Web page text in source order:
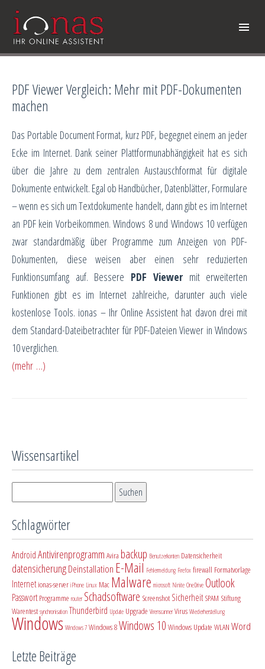
PDF Viewer Vergleich: Mehr mit PDF-Dokumenten
machen
Das Portable Document Format, kurz PDF, begegnet einem an jeder
Ecke im Internet. Dank seiner Plattformunabhängigkeit hat es sich
über die Jahre zu dem zentralen Austauschformat für digitale
Dokumente entwickelt. Egal ob Handbücher, Datenblätter, Formulare
– wenn es sich um Textdokumente handelt, dann gibt es im Internet
an PDF kein Vorbeikommen. Windows 8 und Windows 10 verfügen
zwar standardmäßig über Programme zum Anzeigen von PDF-
Dokumenten, diese weisen aber einen sehr reduzierten
Funktionsumfang auf. Bessere PDF Viewer mit erweiterten
Funktionen gibt es im Internet zahlreiche, darunter auch viele
kostenlose Tools. ionas – Ihr Online Assistent hat davon drei mit
dem Standard-Dateibetrachter für PDF-Dateien Viewer in Windows
10 verglichen.
(mehr …)
Wissensartikel
Schlagwörter
AndroidAntivirenprogramm Avira backup Benutzerkonten Datensicherheit
datensicherungDeinstallation E-Mail Fehlermeldung Firefox firewall Formatvorlage
Internet ionas-server iPhone Linux Mac Malware microsoft Ninite OneDrive Outlook
Passwort Programme router Schadsoftware Screenshot Sicherheit SPAM Stiftung
Warentest synchronisation Thunderbird Update Upgrade Virenscanner Virus Wiederherstellung
Windows Windows 7 Windows 8Windows 10 Windows Update WLAN Word
Letzte Beiträge